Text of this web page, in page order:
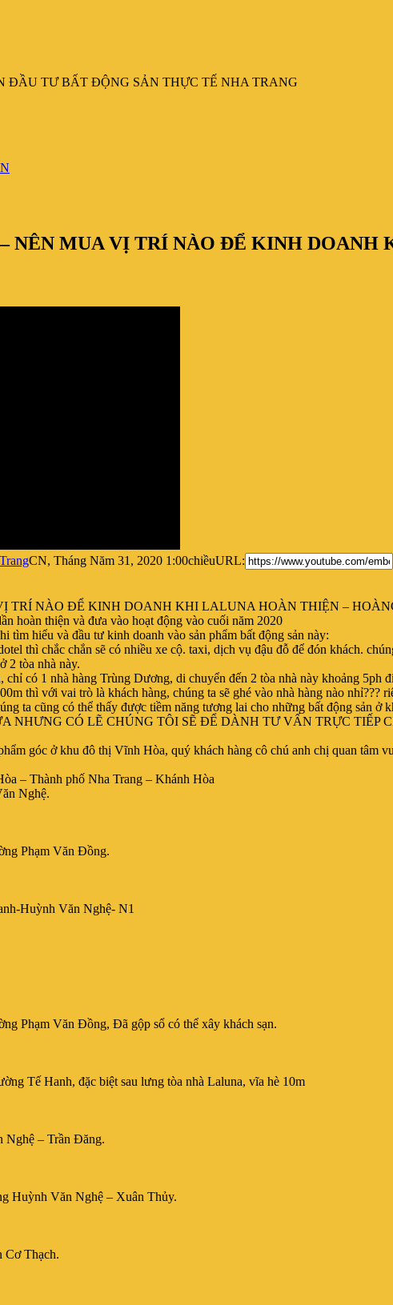
ĐẦU TƯ BẤT ĐỘNG SẢN THỰC TẾ NHA TRANG
NÊN MUA VỊ TRÍ NÀO ĐỂ KINH DOANH
CN, Tháng Năm 31, 2020 1:00chiềuURL:
TRÍ NÀO ĐỂ KINH DOANH KHI LALUNA HOÀN THIỆN –
hoàn thiện và đưa vào hoạt động vào cuối năm 2020
tìm hiểu và đầu tư kinh doanh vào sản phẩm bất động sản này:
thì chắc chắn sẽ có nhiều xe cộ. taxi, dịch vụ đậu đỗ để đón khách.
2 tòa nhà này.
có 1 nhà hàng Trùng Dương, di chuyển đến 2 tòa nhà này khoảng 5ph
thì với vai trò là khách hàng, chúng ta sẽ ghé vào nhà hàng nào nhỉ???
ta cũng có thể thấy được tiềm năng tương lai cho những bất động sản ở
NHƯNG CÓ LẼ CHÚNG TÔI SẼ ĐỂ DÀNH TƯ VẤN TRỰC
góc ở khu đô thị Vĩnh Hòa, quý khách hàng cô chú anh chị quan
– Thành phố Nha Trang – Khánh Hòa
Nghệ.
Phạm Văn Đồng.
Huỳnh Văn Nghệ- N1
Phạm Văn Đồng, Đã gộp sổ có thể xây khách sạn.
Tế Hanh, đặc biệt sau lưng tòa nhà Laluna, vĩa hè 10m
Nghệ – Trần Đăng.
Huỳnh Văn Nghệ – Xuân Thủy.
Cơ Thạch.